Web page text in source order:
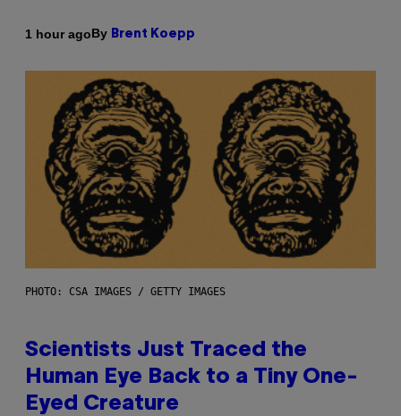
1 hour agoBy Brent Koepp
PHOTO: CSA IMAGES / GETTY IMAGES
Scientists Just Traced the
Human Eye Back to a Tiny One-
Eyed Creature